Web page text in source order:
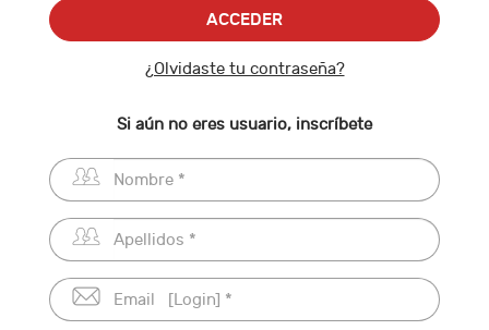
¿Olvidaste tu contraseña?
Si aún no eres usuario, inscríbete